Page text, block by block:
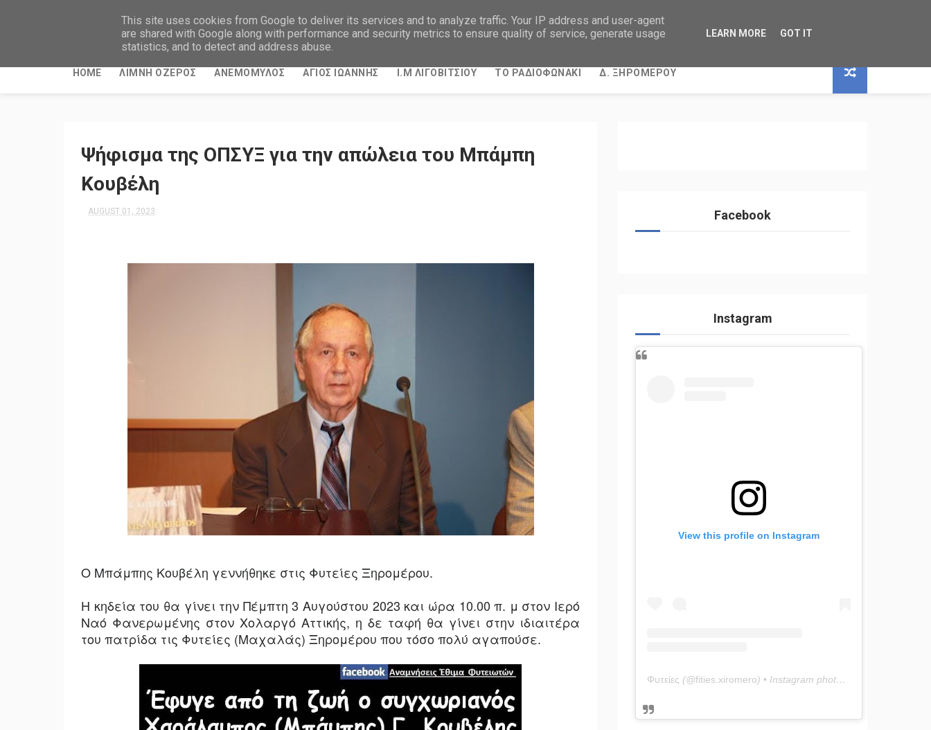
HOME ΛΙΜΝΗ ΟΖΕΡΟΣ ΑΝΕΜΟΜΥΛΟΣ ΑΓΙΟΣ ΙΩΑΝΝΗΣ Ι.Μ ΛΙΓΟΒΙΤΣΙΟΥ ΤΟ ΡΑΔΙΟΦΩΝΑΚΙ Δ. ΞΗΡΟΜΕΡΟΥ
Ψήφισμα της ΟΠΣΥΞ για την απώλεια του Μπάμπη
Κουβέλη
AUGUST 01, 2023
Ο Μπάμπης Κουβέλη γεννήθηκε στις Φυτείες Ξηρομέρου.
Η κηδεία του θα γίνει την Πέμπτη 3 Αυγούστου 2023 και ώρα 10.00 π. μ στον Ιερό
Ναό Φανερωμένης στον Χολαργό Αττικής, η δε ταφή θα γίνει στην ιδιαιτέρα
του πατρίδα τις Φυτείες (Μαχαλάς) Ξηρομέρου που τόσο πολύ αγαπούσε.
Facebook
Instagram
View this profile on Instagram
Φυτείες (@fities.xiromero) • Instagram photos and videos
This site uses cookies from Google to deliver its services and to analyze traffic. Your IP address and user-agent
are shared with Google along with performance and security metrics to ensure quality of service, generate usage
statistics, and to detect and address abuse.
LEARN MORE GOT IT